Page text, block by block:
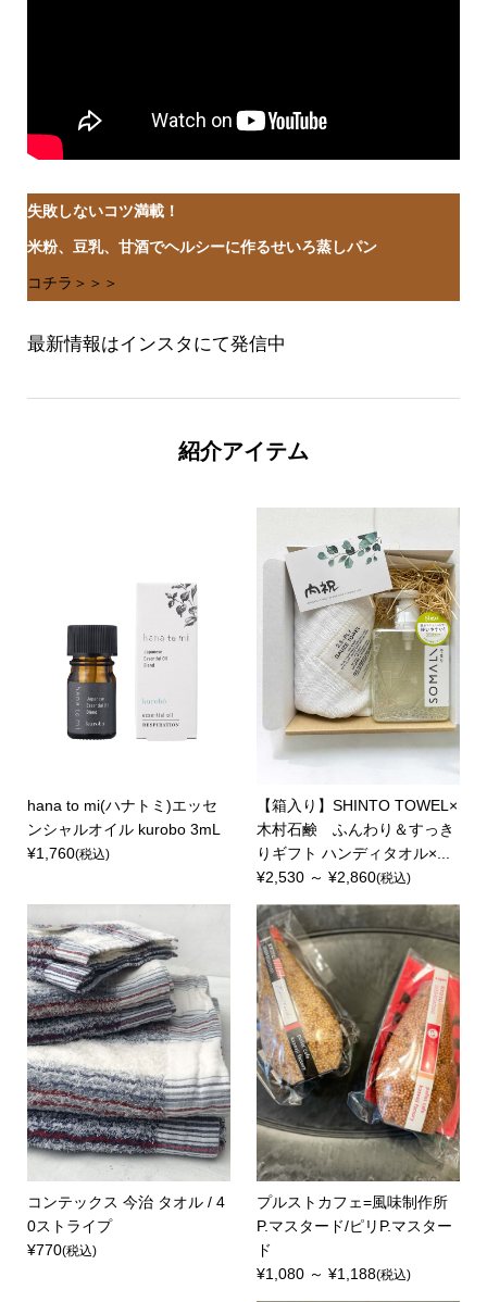
失敗しないコツ満載！
米粉、豆乳、甘酒でヘルシーに作るせいろ蒸しパン
コチラ＞＞＞
最新情報はインスタにて発信中
紹介アイテム
hana to mi(ハナトミ)エッセ
ンシャルオイル kurobo 3mL
¥1,760(税込)
【箱入り】SHINTO TOWEL×
木村石鹸 ふんわり＆すっき
りギフト ハンディタオル×...
¥2,530 ～ ¥2,860(税込)
コンテックス 今治 タオル / 4
0ストライプ
¥770(税込)
プルストカフェ=風味制作所
P.マスタード/ピリP.マスター
ド
¥1,080 ～ ¥1,188(税込)